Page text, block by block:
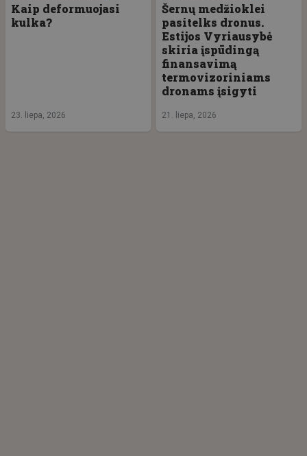
Kaip deformuojasi
kulka?
23. liepa, 2026
Šernų medžioklei
pasitelks dronus.
Estijos Vyriausybė
skiria įspūdingą
finansavimą
termovizoriniams
dronams įsigyti
21. liepa, 2026